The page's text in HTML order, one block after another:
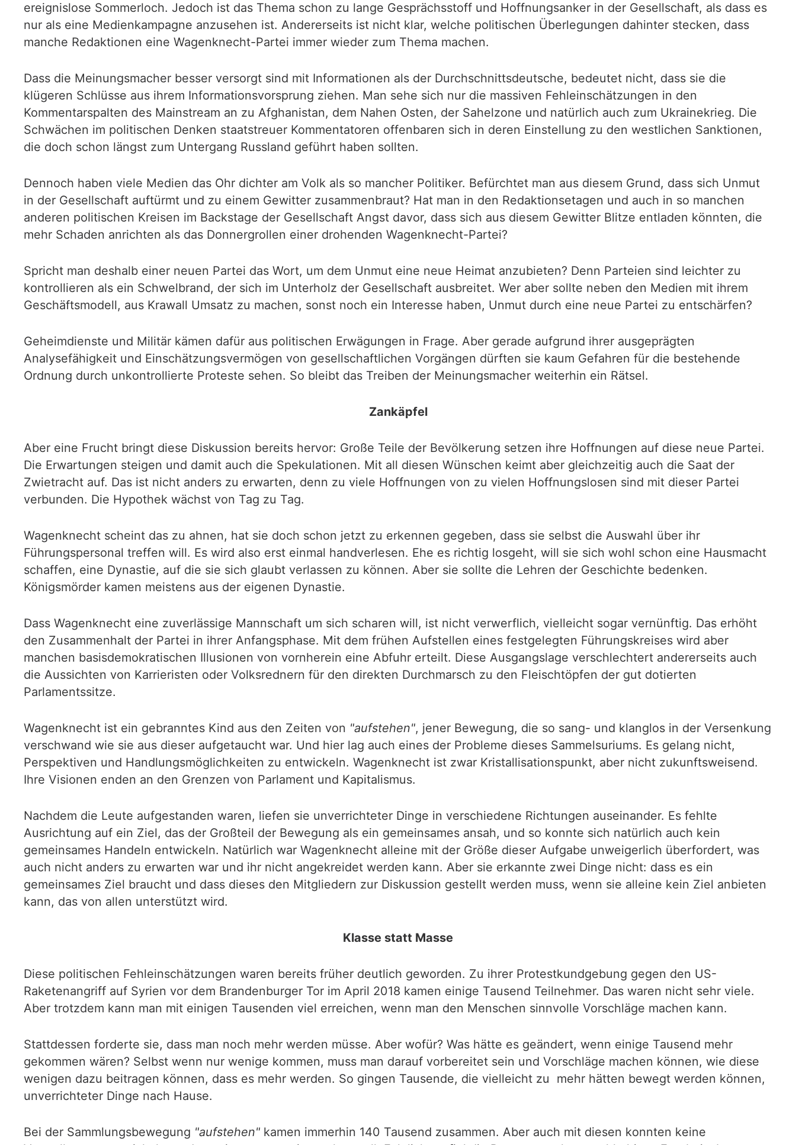
ereignislose Sommerloch. Jedoch ist das Thema schon zu lange Gesprächsstoff und Hoffnungsanker in der Gesellschaft, als dass es
nur als eine Medienkampagne anzusehen ist. Andererseits ist nicht klar, welche politischen Überlegungen dahinter stecken, dass
manche Redaktionen eine Wagenknecht-Partei immer wieder zum Thema machen.
Dass die Meinungsmacher besser versorgt sind mit Informationen als der Durchschnittsdeutsche, bedeutet nicht, dass sie die
klügeren Schlüsse aus ihrem Informationsvorsprung ziehen. Man sehe sich nur die massiven Fehleinschätzungen in den
Kommentarspalten des Mainstream an zu Afghanistan, dem Nahen Osten, der Sahelzone und natürlich auch zum Ukrainekrieg. Die
Schwächen im politischen Denken staatstreuer Kommentatoren offenbaren sich in deren Einstellung zu den westlichen Sanktionen,
die doch schon längst zum Untergang Russland geführt haben sollten.
Dennoch haben viele Medien das Ohr dichter am Volk als so mancher Politiker. Befürchtet man aus diesem Grund, dass sich Unmut
in der Gesellschaft auftürmt und zu einem Gewitter zusammenbraut? Hat man in den Redaktionsetagen und auch in so manchen
anderen politischen Kreisen im Backstage der Gesellschaft Angst davor, dass sich aus diesem Gewitter Blitze entladen könnten, die
mehr Schaden anrichten als das Donnergrollen einer drohenden Wagenknecht-Partei?
Spricht man deshalb einer neuen Partei das Wort, um dem Unmut eine neue Heimat anzubieten? Denn Parteien sind leichter zu
kontrollieren als ein Schwelbrand, der sich im Unterholz der Gesellschaft ausbreitet. Wer aber sollte neben den Medien mit ihrem
Geschäftsmodell, aus Krawall Umsatz zu machen, sonst noch ein Interesse haben, Unmut durch eine neue Partei zu entschärfen?
Geheimdienste und Militär kämen dafür aus politischen Erwägungen in Frage. Aber gerade aufgrund ihrer ausgeprägten
Analysefähigkeit und Einschätzungsvermögen von gesellschaftlichen Vorgängen dürften sie kaum Gefahren für die bestehende
Ordnung durch unkontrollierte Proteste sehen. So bleibt das Treiben der Meinungsmacher weiterhin ein Rätsel.
Zankäpfel
Aber eine Frucht bringt diese Diskussion bereits hervor: Große Teile der Bevölkerung setzen ihre Hoffnungen auf diese neue Partei.
Die Erwartungen steigen und damit auch die Spekulationen. Mit all diesen Wünschen keimt aber gleichzeitig auch die Saat der
Zwietracht auf. Das ist nicht anders zu erwarten, denn zu viele Hoffnungen von zu vielen Hoffnungslosen sind mit dieser Partei
verbunden. Die Hypothek wächst von Tag zu Tag.
Wagenknecht scheint das zu ahnen, hat sie doch schon jetzt zu erkennen gegeben, dass sie selbst die Auswahl über ihr
Führungspersonal treffen will. Es wird also erst einmal handverlesen. Ehe es richtig losgeht, will sie sich wohl schon eine Hausmacht
schaffen, eine Dynastie, auf die sie sich glaubt verlassen zu können. Aber sie sollte die Lehren der Geschichte bedenken.
Königsmörder kamen meistens aus der eigenen Dynastie.
Dass Wagenknecht eine zuverlässige Mannschaft um sich scharen will, ist nicht verwerflich, vielleicht sogar vernünftig. Das erhöht
den Zusammenhalt der Partei in ihrer Anfangsphase. Mit dem frühen Aufstellen eines festgelegten Führungskreises wird aber
manchen basisdemokratischen Illusionen von vornherein eine Abfuhr erteilt. Diese Ausgangslage verschlechtert andererseits auch
die Aussichten von Karrieristen oder Volksrednern für den direkten Durchmarsch zu den Fleischtöpfen der gut dotierten
Parlamentssitze.
Wagenknecht ist ein gebranntes Kind aus den Zeiten von "aufstehen", jener Bewegung, die so sang- und klanglos in der Versenkung
verschwand wie sie aus dieser aufgetaucht war. Und hier lag auch eines der Probleme dieses Sammelsuriums. Es gelang nicht,
Perspektiven und Handlungsmöglichkeiten zu entwickeln. Wagenknecht ist zwar Kristallisationspunkt, aber nicht zukunftsweisend.
Ihre Visionen enden an den Grenzen von Parlament und Kapitalismus.
Nachdem die Leute aufgestanden waren, liefen sie unverrichteter Dinge in verschiedene Richtungen auseinander. Es fehlte
Ausrichtung auf ein Ziel, das der Großteil der Bewegung als ein gemeinsames ansah, und so konnte sich natürlich auch kein
gemeinsames Handeln entwickeln. Natürlich war Wagenknecht alleine mit der Größe dieser Aufgabe unweigerlich überfordert, was
auch nicht anders zu erwarten war und ihr nicht angekreidet werden kann. Aber sie erkannte zwei Dinge nicht: dass es ein
gemeinsames Ziel braucht und dass dieses den Mitgliedern zur Diskussion gestellt werden muss, wenn sie alleine kein Ziel anbieten
kann, das von allen unterstützt wird.
Klasse statt Masse
Diese politischen Fehleinschätzungen waren bereits früher deutlich geworden. Zu ihrer Protestkundgebung gegen den US-
Raketenangriff auf Syrien vor dem Brandenburger Tor im April 2018 kamen einige Tausend Teilnehmer. Das waren nicht sehr viele.
Aber trotzdem kann man mit einigen Tausenden viel erreichen, wenn man den Menschen sinnvolle Vorschläge machen kann.
Stattdessen forderte sie, dass man noch mehr werden müsse. Aber wofür? Was hätte es geändert, wenn einige Tausend mehr
gekommen wären? Selbst wenn nur wenige kommen, muss man darauf vorbereitet sein und Vorschläge machen können, wie diese
wenigen dazu beitragen können, dass es mehr werden. So gingen Tausende, die vielleicht zu mehr hätten bewegt werden können,
unverrichteter Dinge nach Hause.
Bei der Sammlungsbewegung "aufstehen" kamen immerhin 140 Tausend zusammen. Aber auch mit diesen konnten keine